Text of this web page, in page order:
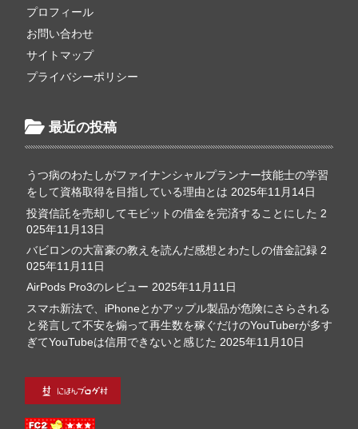
プロフィール
お問い合わせ
サイトマップ
プライバシーポリシー
最近の投稿
うつ病のわたしがファイナンシャルプランナー技能士の学習
をして資格取得を目指している理由とは 2025年11月14日
投資信託を売却してモビットの借金を完済することにした 2
025年11月13日
バビロンの大富豪の教えを読んだ感想とわたしの借金記録 2
025年11月11日
AirPods Pro3のレビュー 2025年11月11日
スマホ新法で、iPhoneとかアップル製品が危険にさらされる
と発言して不安を煽って再生数を稼ぐだけのYouTuberが多す
ぎてYouTubeは信用できないと感じた 2025年11月10日